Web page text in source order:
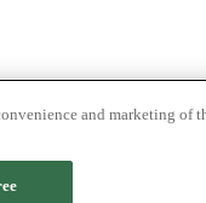
and marketing of